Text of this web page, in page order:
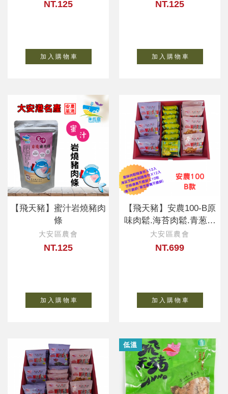
NT.125
加 入 購 物 車
NT.125
加 入 購 物 車
【飛天豬】蜜汁岩燒豬肉
條
大安區農會
NT.125
加 入 購 物 車
【飛天豬】安農100-B原
味肉鬆.海苔肉鬆.青葱脆
餅
大安區農會
NT.699
加 入 購 物 車
低溫